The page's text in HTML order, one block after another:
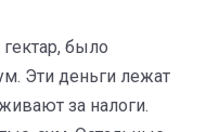
было
Эти деньги лежат
за налоги.